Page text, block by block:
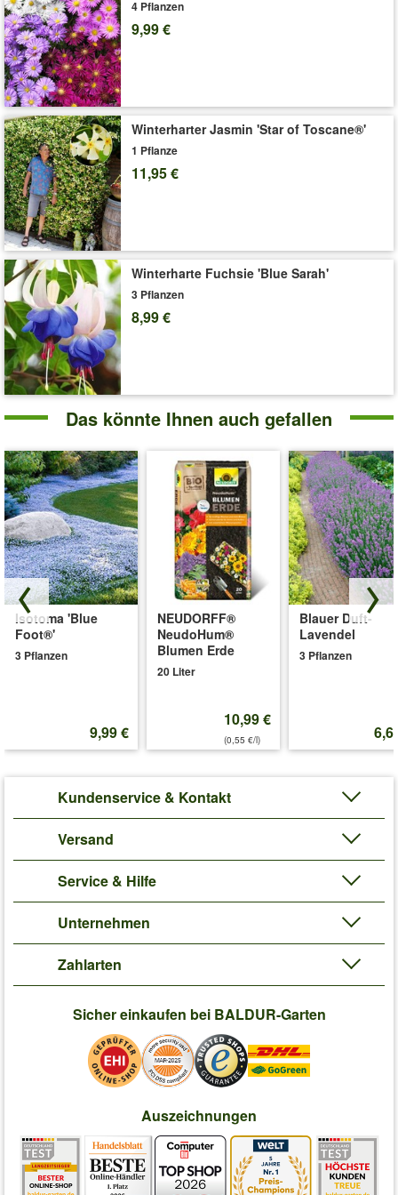
und Pflegeaufwand. (Calibrachoa-Hybride)
Art.-Nr.:7484
Liefergröße:12 cm-Topf
'Gefüllte Zauberglöckchen Petunie Trixi® 'Blue Petticoat''
Pflege-Tipps
4 Pflanzen
9,99 €
Winterharter Jasmin 'Star of Toscane®'
1 Pflanze
11,95 €
Winterharte Fuchsie 'Blue Sarah'
3 Pflanzen
8,99 €
Das könnte Ihnen auch gefallen
Isotoma 'Blue
Foot®'
3 Pflanzen
9,99 €
NEUDORFF®
NeudoHum®
Blumen Erde
20 Liter
10,99 €
(0,55 €/l)
Blauer Duft-
Lavendel
3 Pflanzen
Kundenservice & Kontakt
Versand
Service & Hilfe
Unternehmen
Zahlarten
Sicher einkaufen bei BALDUR-Garten
Auszeichnungen